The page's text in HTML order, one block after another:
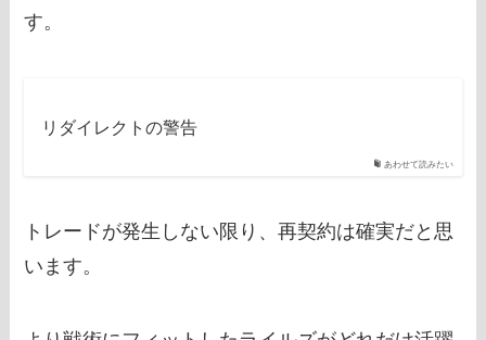
す。
あわせて読みたい
リダイレクトの警告
トレードが発生しない限り、再契約は確実だと思
います。